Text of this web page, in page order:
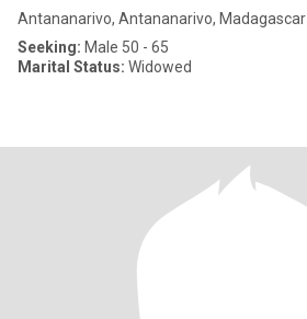
Antananarivo, Antananarivo, Madagascar
Seeking: Male 50 - 65
Marital Status: Widowed